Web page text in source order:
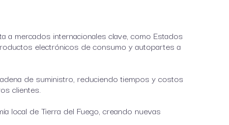
a mercados internacionales clave, como Estados
electrónicos de consumo y autopartes a
de suministro, reduciendo tiempos y costos
clientes.
local de Tierra del Fuego, creando nuevas